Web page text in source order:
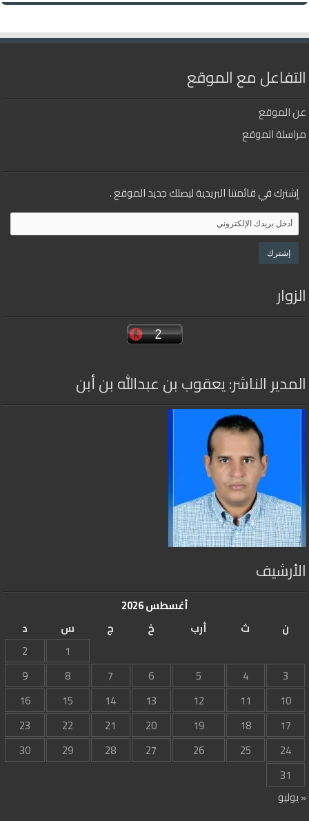
التفاعل مع الموقع
عن الموقع
مراسلة الموقع
إشترك في قائمتنا البريدية ليصلك جديد الموقع .
الزوار
المدير الناشر: يعقوب بن عبدالله بن أبن
الأرشيف
أغسطس 2026
ن
ث أرب خ ج س
د
1
2
3
4
5
6
7
8
9
10
11
12
13
14
15
16
17
18
19
20
21
22
23
24
25
26
27
28
29
30
31
« يوليو